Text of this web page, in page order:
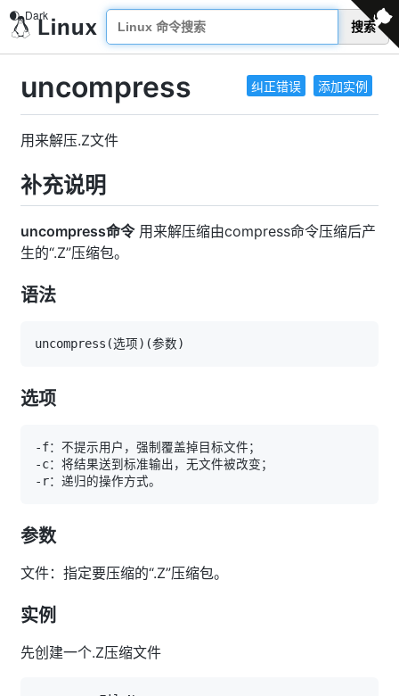
搜索
纠正错误 添加实例
uncompress
用来解压.Z文件
补充说明
uncompress命令用来解压缩由compress命令压缩后产
生的“.Z”压缩包。
语法
uncompress (选项) (参数)
选项
参数
文件：指定要压缩的“.Z”压缩包。
实例
先创建一个.Z压缩文件